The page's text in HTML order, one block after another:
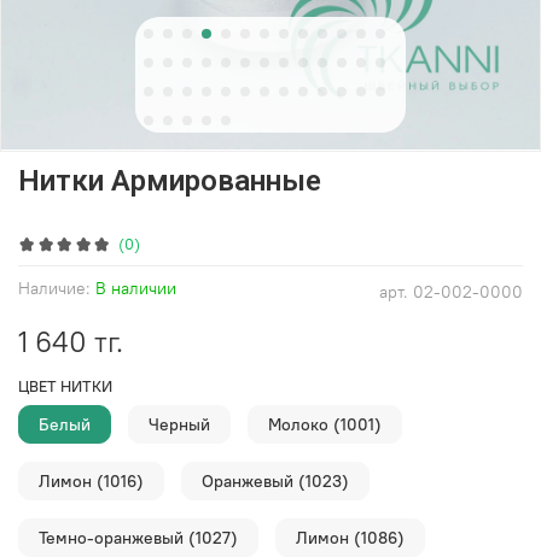
(0)
арт. 02-002-0000
Наличие: В наличии
Нитки Армированные
1 640 тг.
ЦВЕТ НИТКИ
Белый Черный Молоко (1001)
Лимон (1016) Оранжевый (1023)
Темно-оранжевый (1027) Лимон (1086)